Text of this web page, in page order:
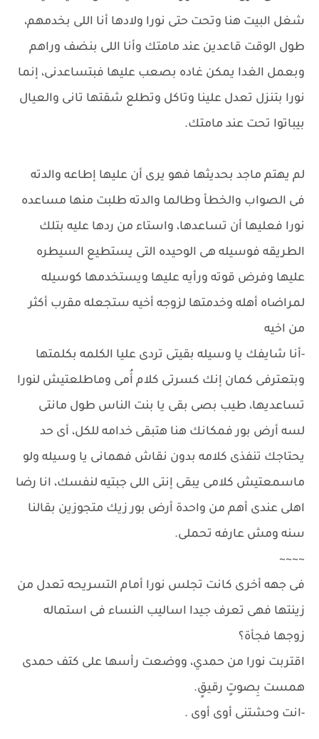
شغل البيت هنا وتحت حتى نورا ولادها أنا اللى بخدمهم،
طول الوقت قاعدين عند مامتك وأنا اللى بنضف وراهم
وبعمل الغدا يمكن غاده بصعب عليها فبتساعدنى، إنما
نورا بتنزل تعدل علينا وتاكل وتطلع شقتها تانى والعيال
بيباتوا تحت عند مامتك.
لم يهتم ماجد بحديثها فهو يرى أن عليها إطاعه والدته
فى الصواب والخطأ وطالما والدته طلبت منها مساعده
نورا فعليها أن تساعدها، واستاء من ردها عليه بتلك
الطريقه فوسيله هى الوحيده التى يستطيع السيطره
عليها وفرض قوته ورأيه عليها ويستخدمها كوسيله
لمراضاه أهله وخدمتها لزوجه أخيه ستجعله مقرب أكثر
من اخيه
-أنا شايفك يا وسيله بقيتى تردى عليا الكلمه بكلمتها
وبتعترفى كمان إنك كسرتى كلام أُمى وماطلعتيش لنورا
تساعديها، طيب بصى بقى يا بنت الناس طول مانتى
لسه أرض بور فمكانك هنا هتبقى خدامه للكل، أى حد
يحتاجك تنفذى كلامه بدون نقاش فهمانى يا وسيله ولو
ماسمعتيش كلامى يبقى إنتى اللى جبتيه لنفسك، انا رضا
اهلى عندى أهم من واحدة أرض بور زيك متجوزين بقالنا
سنه ومش عارفه تحملى.
~~~~
فى جهه أخرى كانت تجلس نورا أمام التسريحه تعدل من
زينتها فهى تعرف جيدا اساليب النساء فى استماله
زوجها فجأة؟
اقتربت نورا من حمدي، ووضعت رأسها على كتف حمدى
همست بِصوتٍ رقيقٍ.
-انت وحشتنى أوى أوى .